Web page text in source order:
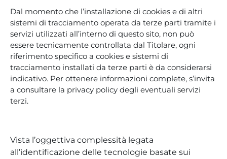
Dal momento che l’installazione di cookies e di altri
sistemi di tracciamento operata da terze parti tramite i
servizi utilizzati all’interno di questo sito, non può
essere tecnicamente controllata dal Titolare, ogni
riferimento specifico a cookies e sistemi di
tracciamento installati da terze parti è da considerarsi
indicativo. Per ottenere informazioni complete, s’invita
a consultare la privacy policy degli eventuali servizi
terzi.
Vista l’oggettiva complessità legata
all’identificazione delle tecnologie basate sui